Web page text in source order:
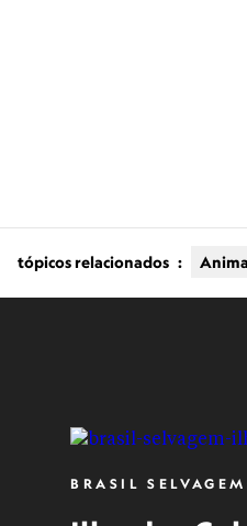
tópicos relacionados :
BRASIL